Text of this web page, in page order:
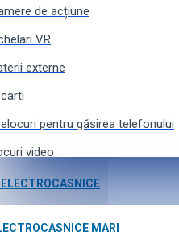
de acțiune
VR
externe
pentru găsirea telefonului
video
pentru ceasuri inteligente
pentru camere de acțiune
ELECTROCASNICE
MARI
în credit
produselor
de afiliere